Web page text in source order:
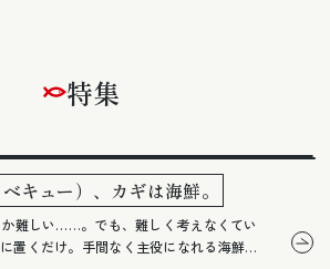
特集
キュー）、カギは海鮮。
難しい……。でも、難しく考えなくてい
置くだけ。手間なく主役になれる海鮮